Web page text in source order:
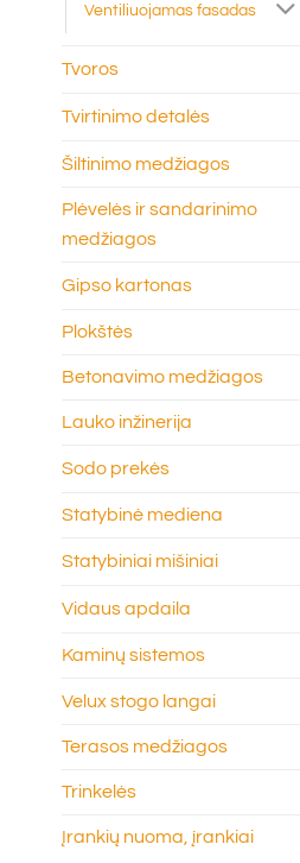
Ventiliuojamas fasadas
Tvoros
Tvirtinimo detalės
Šiltinimo medžiagos
Plėvelės ir sandarinimo
medžiagos
Gipso kartonas
Plokštės
Betonavimo medžiagos
Lauko inžinerija
Sodo prekės
Statybinė mediena
Statybiniai mišiniai
Vidaus apdaila
Kaminų sistemos
Velux stogo langai
Terasos medžiagos
Trinkelės
Įrankių nuoma, įrankiai